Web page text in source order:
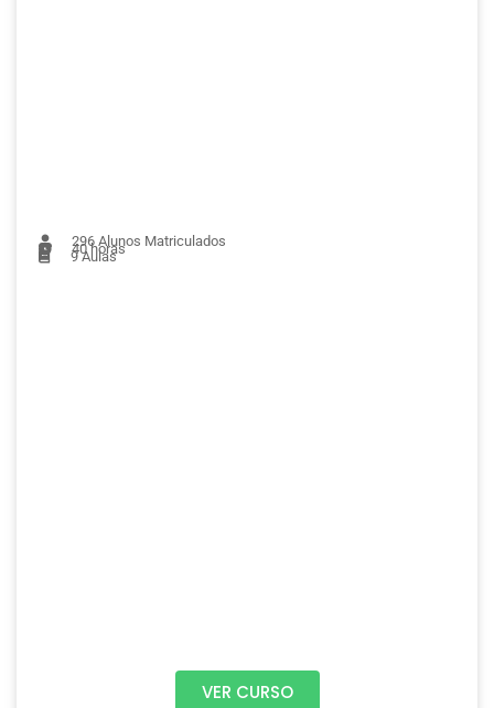
296 Alunos Matriculados
40 horas
9Aulas
VER CURSO